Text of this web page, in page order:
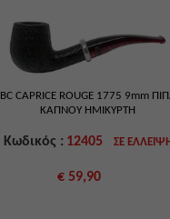
BC CAPRICE ROUGE 1775 9mm
ΚΑΠΝΟΥ HMIΚΥΡΤΗ
Κωδικός : 12405ΣΕ
€ 59,90